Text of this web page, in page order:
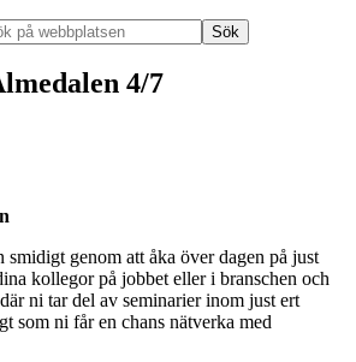
4/7
smidigt genom att åka över dagen på just
kollegor på jobbet eller i branschen och
ni tar del av seminarier inom just ert
som ni får en chans nätverka med